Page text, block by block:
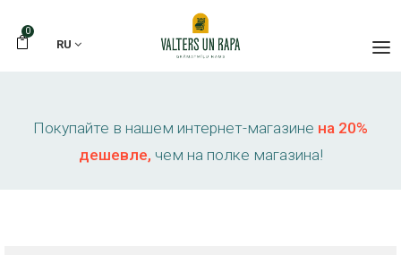
0
RU
Покупайте в нашем интернет-магазине на 20%
дешевле, чем на полке магазина!